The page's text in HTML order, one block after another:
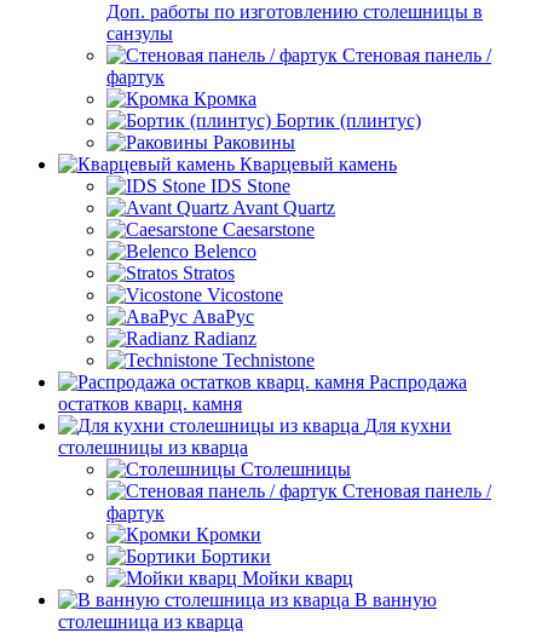
Доп. работы по изготовлению столешницы в
санзулы
Стеновая панель /
фартук
Кромка
Бортик (плинтус)
Раковины
Кварцевый камень
IDS Stone
Avant Quartz
Caesarstone
Belenco
Stratos
Vicostone
АваРус
Radianz
Technistone
Распродажа
остатков кварц. камня
Для кухни
столешницы из кварца
Столешницы
Стеновая панель /
фартук
Кромки
Бортики
Мойки кварц
В ванную
столешница из кварца